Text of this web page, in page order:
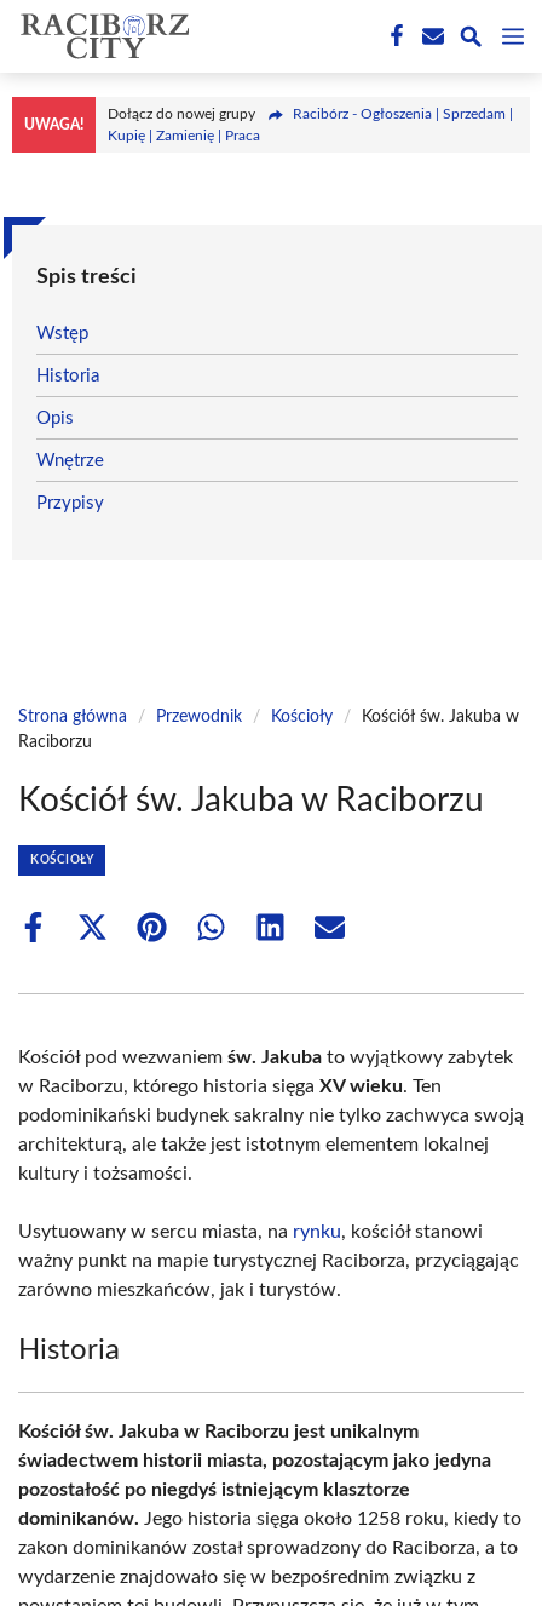
Przejdź
treści
UWAGA!
Dołącz do nowej grupy
Racibórz - Ogłoszenia | Sprzedam |
Kupię | Zamienię | Praca
Spis treści
Wstęp
Historia
Opis
Wnętrze
Przypisy
Strona główna / Przewodnik / Kościoły /
Kościół św. Jakuba w
Raciborzu
Kościół św. Jakuba w Raciborzu
KOŚCIOŁY
Share
Share
(Twitter)
Share Share Share Share
Kościół pod wezwaniem św. Jakuba to wyjątkowy zabytek
w Raciborzu, którego historia sięga XV wieku. Ten
podominikański budynek sakralny nie tylko zachwyca swoją
architekturą, ale także jest istotnym elementem lokalnej
kultury i tożsamości.
Usytuowany w sercu miasta, na rynku, kościół stanowi
ważny punkt na mapie turystycznej Raciborza, przyciągając
zarówno mieszkańców, jak i turystów.
Historia
Kościół św. Jakuba w Raciborzu jest unikalnym
świadectwem historii miasta, pozostającym jako jedyna
pozostałość po niegdyś istniejącym klasztorze
dominikanów. Jego historia sięga około 1258 roku, kiedy to
zakon dominikanów został sprowadzony do Raciborza, a to
wydarzenie znajdowało się w bezpośrednim związku z